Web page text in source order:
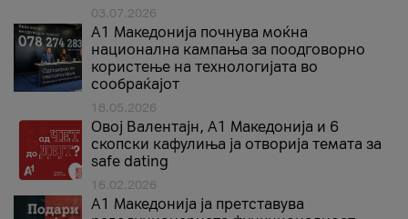
03.07.2026
A1 Македонија почнува моќна
национална кампања за поодговорно
користење на технологијата во
сообраќајот
18.05.2026
Овој Валентајн, A1 Македонија и 6
скопски кафулиња ја отворија темата за
safe dating
16.02.2026
А1 Македонија ја претставува